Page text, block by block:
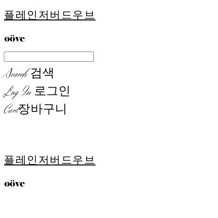
플레인저버드우브
Search검색
Log In 로그인
Cart장바구니
플레인저버드우브